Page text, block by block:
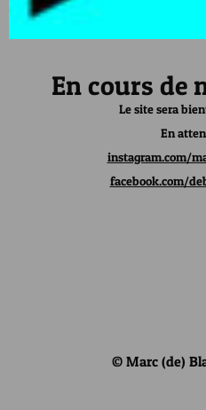
En cours de
Le site sera
En
instagram.com/
facebook.com/
© Marc (de)